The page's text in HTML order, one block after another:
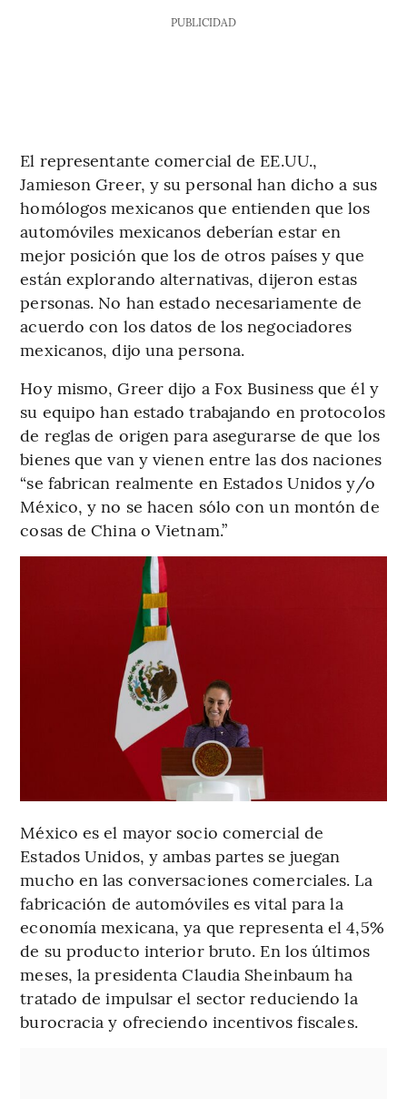
PUBLICIDAD
El representante comercial de EE.UU.,
Jamieson Greer, y su personal han dicho a sus
homólogos mexicanos que entienden que los
automóviles mexicanos deberían estar en
mejor posición que los de otros países y que
están explorando alternativas, dijeron estas
personas. No han estado necesariamente de
acuerdo con los datos de los negociadores
mexicanos, dijo una persona.
Hoy mismo, Greer dijo a Fox Business que él y
su equipo han estado trabajando en protocolos
de reglas de origen para asegurarse de que los
bienes que van y vienen entre las dos naciones
“se fabrican realmente en Estados Unidos y/o
México, y no se hacen sólo con un montón de
cosas de China o Vietnam.”
México es el mayor socio comercial de
Estados Unidos, y ambas partes se juegan
mucho en las conversaciones comerciales. La
fabricación de automóviles es vital para la
economía mexicana, ya que representa el 4,5%
de su producto interior bruto. En los últimos
meses, la presidenta Claudia Sheinbaum ha
tratado de impulsar el sector reduciendo la
burocracia y ofreciendo incentivos fiscales.